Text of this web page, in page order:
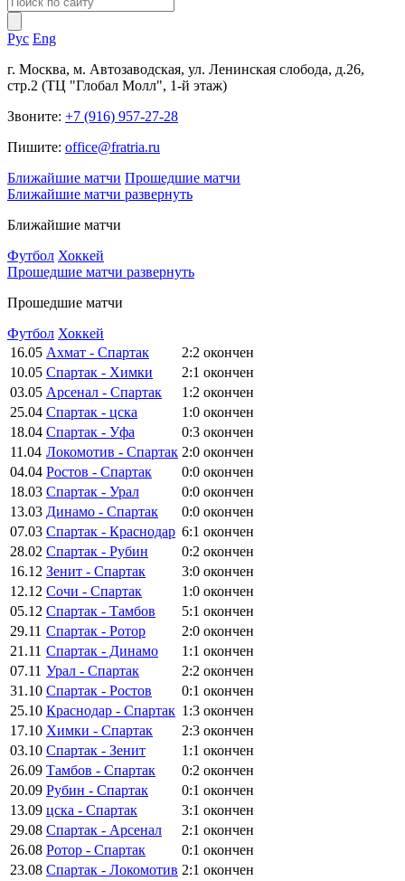
Рус Eng
г. Москва, м. Автозаводская, ул. Ленинская слобода, д.26,
стр.2 (ТЦ "Глобал Молл", 1-й этаж)
Звоните: +7 (916) 957-27-28
Пишите: office@fratria.ru
Ближайшие матчи Прошедшие матчи
Ближайшие матчи развернуть
Ближайшие матчи
Футбол Хоккей
Прошедшие матчи развернуть
Прошедшие матчи
Футбол Хоккей
16.05 Ахмат - Спартак 2:2 окончен
10.05 Спартак - Химки 2:1 окончен
03.05 Арсенал - Спартак 1:2 окончен
25.04 Спартак - цска 1:0 окончен
18.04 Спартак - Уфа 0:3 окончен
11.04 Локомотив - Спартак 2:0 окончен
04.04 Ростов - Спартак 0:0 окончен
18.03 Спартак - Урал 0:0 окончен
13.03 Динамо - Спартак 0:0 окончен
07.03 Спартак - Краснодар 6:1 окончен
28.02 Спартак - Рубин 0:2 окончен
16.12 Зенит - Спартак 3:0 окончен
12.12 Сочи - Спартак 1:0 окончен
05.12 Спартак - Тамбов 5:1 окончен
29.11 Спартак - Ротор 2:0 окончен
21.11 Спартак - Динамо 1:1 окончен
07.11 Урал - Спартак 2:2 окончен
31.10 Спартак - Ростов 0:1 окончен
25.10 Краснодар - Спартак 1:3 окончен
17.10 Химки - Спартак 2:3 окончен
03.10 Спартак - Зенит 1:1 окончен
26.09 Тамбов - Спартак 0:2 окончен
20.09 Рубин - Спартак 0:1 окончен
13.09 цска - Спартак 3:1 окончен
29.08 Спартак - Арсенал 2:1 окончен
26.08 Ротор - Спартак 0:1 окончен
23.08 Спартак - Локомотив 2:1 окончен